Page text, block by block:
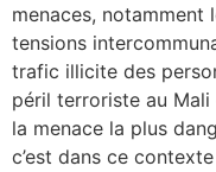
menaces, notamment
tensions
trafic illicite des
péril terroriste au
la menace la plus
c’est dans ce